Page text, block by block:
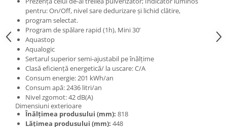
pentru: On/Off, nivel sare dedurizare şi lichid clătire,
program selectat.
Program de spălare rapid (1h), Mini 30’
Aquastop
Aqualogic
Sertarul superior semi-ajustabil pe înălţime
Clasă eficienţă energetică/ la uscare: C/A
Consum energie: 201 kWh/an
Consum apă: 2436 litri/an
Nivel zgomot: 42 dB(A)
Dimensiuni exterioare
Înălțimea produsului (mm): 818
Lățimea produsului (mm): 448